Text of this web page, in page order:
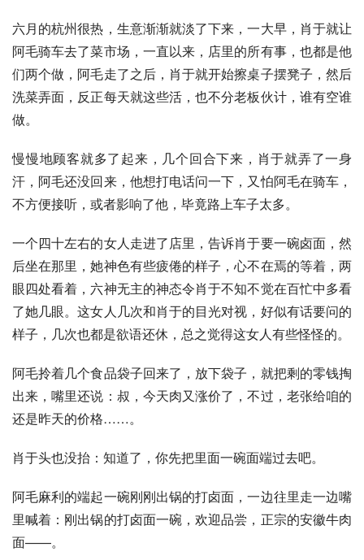
六月的杭州很热，生意渐渐就淡了下来，一大早，肖于就让
阿毛骑车去了菜市场，一直以来，店里的所有事，也都是他
们两个做，阿毛走了之后，肖于就开始擦桌子摆凳子，然后
洗菜弄面，反正每天就这些活，也不分老板伙计，谁有空谁
做。
慢慢地顾客就多了起来，几个回合下来，肖于就弄了一身
汗，阿毛还没回来，他想打电话问一下，又怕阿毛在骑车，
不方便接听，或者影响了他，毕竟路上车子太多。
一个四十左右的女人走进了店里，告诉肖于要一碗卤面，然
后坐在那里，她神色有些疲倦的样子，心不在焉的等着，两
眼四处看着，六神无主的神态令肖于不知不觉在百忙中多看
了她几眼。这女人几次和肖于的目光对视，好似有话要问的
样子，几次也都是欲语还休，总之觉得这女人有些怪怪的。
阿毛拎着几个食品袋子回来了，放下袋子，就把剩的零钱掏
出来，嘴里还说：叔，今天肉又涨价了，不过，老张给咱的
还是昨天的价格……。
肖于头也没抬：知道了，你先把里面一碗面端过去吧。
阿毛麻利的端起一碗刚刚出锅的打卤面 ，一边往里走一边嘴
里喊着：刚出锅的打卤面一碗，欢迎品尝，正宗的安徽牛肉
面——。